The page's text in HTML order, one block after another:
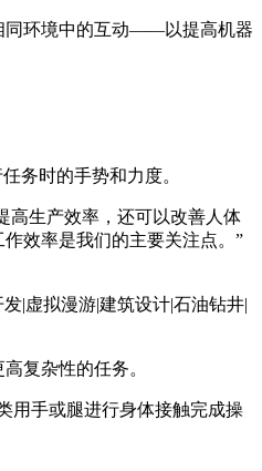
同环境中的互动——以提高机器
务时的手势和力度。
高生产效率，还可以改善人体
效率是我们的主要关注点。”
复杂性的任务。
用手或腿进行身体接触完成操